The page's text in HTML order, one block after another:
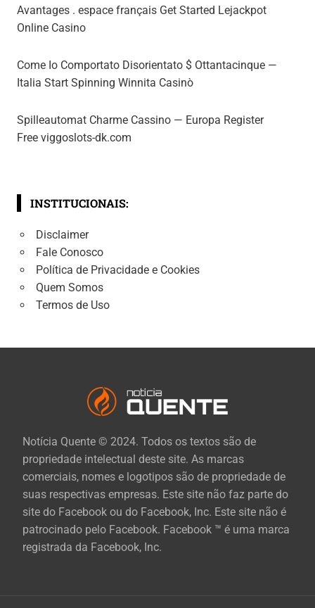
Avantages . espace français Get Started Lejackpot
Online Casino
Come Io Comportato Disorientato $ Ottantacinque —
Italia Start Spinning Winnita Casinò
Spilleautomat Charme Cassino — Europa Register
Free viggoslots-dk.com
INSTITUCIONAIS:
Disclaimer
Fale Conosco
Política de Privacidade e Cookies
Quem Somos
Termos de Uso
Notícia Quente © 2024. Todos os textos são de
propriedade intelectual deste site. As marcas
comerciais, nomes e logotipos são de propriedade de
suas respectivas empresas. Este site não faz parte do
site do Facebook ou do Facebook, Inc. Este site não é
patrocinado pelo Facebook. Facebook ™ é uma marca
registrada da Facebook, Inc.